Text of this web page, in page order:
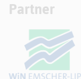
Partner